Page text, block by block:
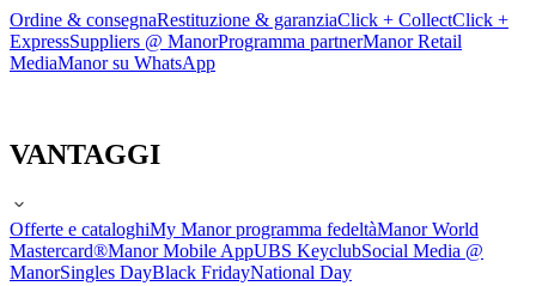
Ordine & consegnaRestituzione & garanziaClick + CollectClick +
ExpressSuppliers @ ManorProgramma partnerManor Retail
MediaManor su WhatsApp
VANTAGGI
Offerte e cataloghiMy Manor programma fedeltàManor World
Mastercard®Manor Mobile AppUBS KeyclubSocial Media @
ManorSingles DayBlack FridayNational Day